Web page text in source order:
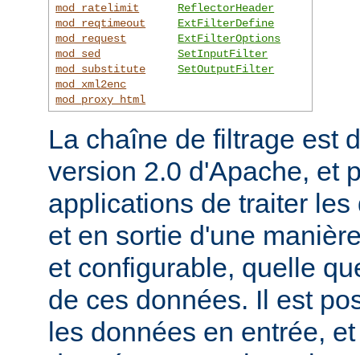
mod_ratelimit
mod_reqtimeout
mod_request
mod_sed
mod_substitute
mod_xml2enc
mod_proxy_html
ReflectorHeader
ExtFilterDefine
ExtFilterOptions
SetInputFilter
SetOutputFilter
La chaîne de filtrage est
version 2.0 d'Apache, et
applications de traiter
et en sortie d'une
et configurable, quelle
de ces données. Il est
les données en entrée,